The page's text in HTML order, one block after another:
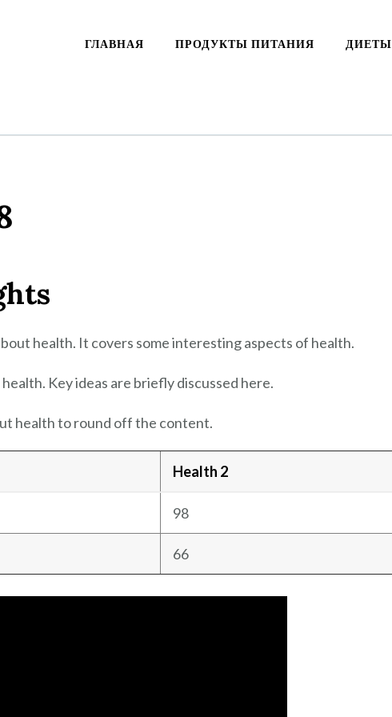
ГЛАВНАЯ ПРОДУКТЫ ПИТАНИЯ ДИЕТЫ
health. It covers some interesting aspects of health.
Key ideas are briefly discussed here.
health to round off the content.
Health 2
98
66